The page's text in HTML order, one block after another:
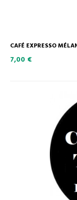
CAFÉ EXPRESSO
7,00 €